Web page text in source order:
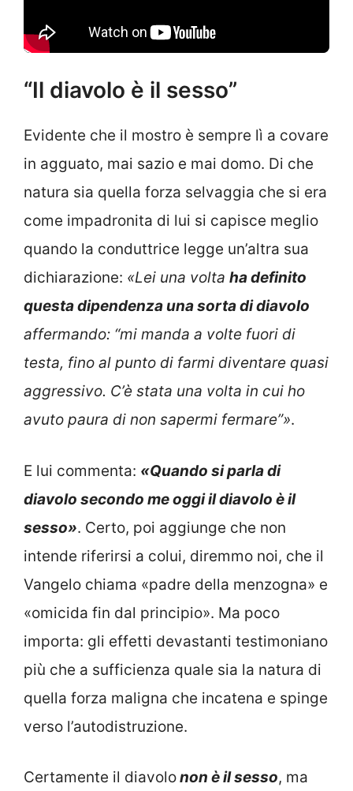
“Il diavolo è il sesso”
Evidente che il mostro è sempre lì a covare
in agguato, mai sazio e mai domo. Di che
natura sia quella forza selvaggia che si era
come impadronita di lui si capisce meglio
quando la conduttrice legge un’altra sua
dichiarazione: «Lei una volta ha definito
questa dipendenza una sorta di diavolo
affermando: “mi manda a volte fuori di
testa, fino al punto di farmi diventare quasi
aggressivo. C’è stata una volta in cui ho
avuto paura di non sapermi fermare”».
E lui commenta: «Quando si parla di
diavolo secondo me oggi il diavolo è il
sesso». Certo, poi aggiunge che non
intende riferirsi a colui, diremmo noi, che il
Vangelo chiama «padre della menzogna» e
«omicida fin dal principio». Ma poco
importa: gli effetti devastanti testimoniano
più che a sufficienza quale sia la natura di
quella forza maligna che incatena e spinge
verso l’autodistruzione.
Certamente il diavolonon èil sesso, ma